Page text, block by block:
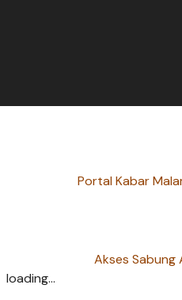
Portal Kabar
Akses Sabung
loading...